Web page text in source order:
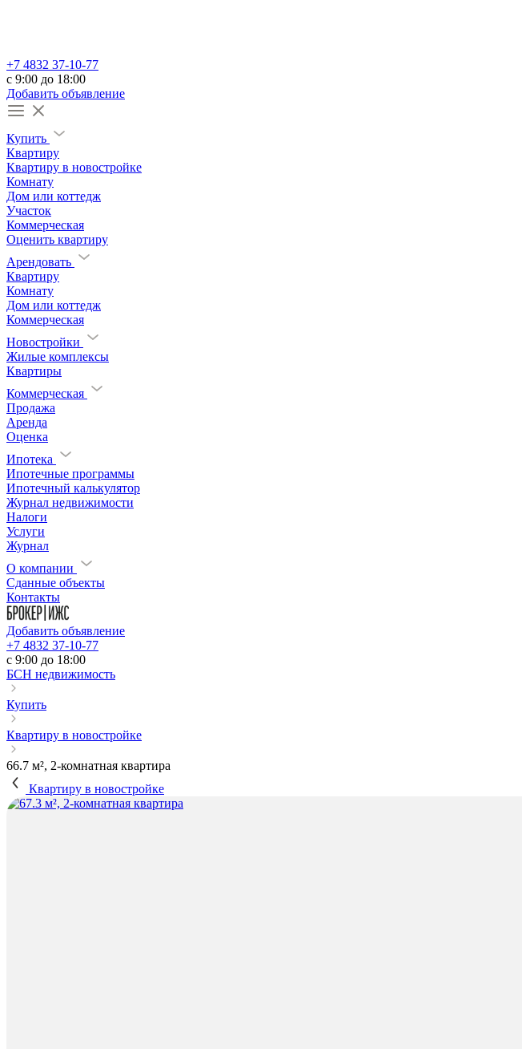
+7 4832 37-10-77
c 9:00 до 18:00
Добавить объявление
Купить
Квартиру
Квартиру в новостройке
Комнату
Дом или коттедж
Участок
Коммерческая
Оценить квартиру
Арендовать
Квартиру
Комнату
Дом или коттедж
Коммерческая
Новостройки
Жилые комплексы
Квартиры
Коммерческая
Продажа
Аренда
Оценка
Ипотека
Ипотечные программы
Ипотечный калькулятор
Журнал недвижимости
Налоги
Услуги
Журнал
О компании
Сданные объекты
Контакты
Добавить объявление
+7 4832 37-10-77
c 9:00 до 18:00
БСН недвижимость
Купить
Квартиру в новостройке
66.7 м², 2-комнатная квартира
Квартиру в новостройке